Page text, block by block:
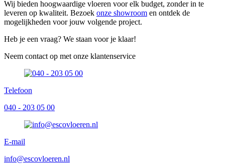
Wij bieden hoogwaardige vloeren voor elk budget, zonder in te
leveren op kwaliteit. Bezoek onze showroom en ontdek de
mogelijkheden voor jouw volgende project.
Heb je een vraag? We staan voor je klaar!
Neem contact op met onze klantenservice
Telefoon
040 - 203 05 00
E-mail
info@escovloeren.nl